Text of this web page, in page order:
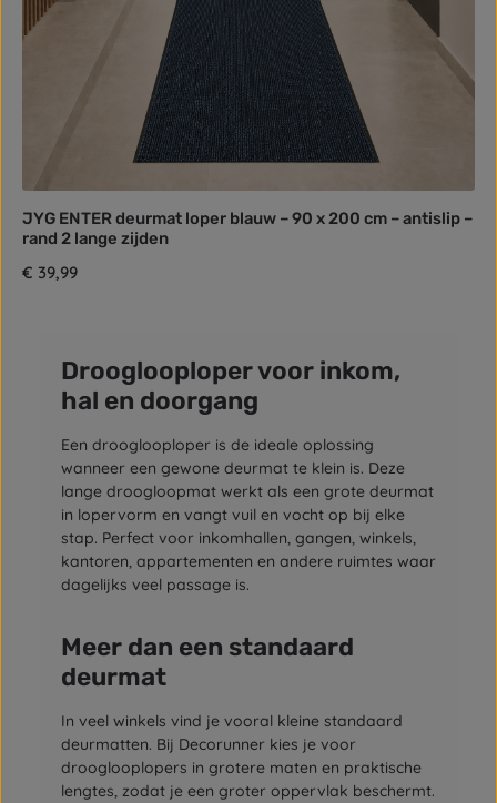
JYG ENTER deurmat loper blauw – 90 x 200 cm – antislip –
rand 2 lange zijden
Normale prijs:
€ 39,99
Drooglooploper voor inkom,
hal en doorgang
Een drooglooploper is de ideale oplossing
wanneer een gewone deurmat te klein is. Deze
lange droogloopmat werkt als een grote deurmat
in lopervorm en vangt vuil en vocht op bij elke
stap. Perfect voor inkomhallen, gangen, winkels,
kantoren, appartementen en andere ruimtes waar
dagelijks veel passage is.
Meer dan een standaard
deurmat
In veel winkels vind je vooral kleine standaard
deurmatten. Bij Decorunner kies je voor
drooglooplopers in grotere maten en praktische
lengtes, zodat je een groter oppervlak beschermt.